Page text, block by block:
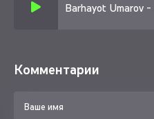
Barhayot Umarov -
Комментарии